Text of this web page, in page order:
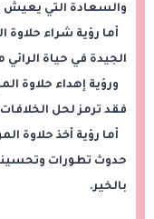
والسعادة التي يعيش
أما رؤية شراء حلاوة
الجيدة في حياة الرائي
ورؤية إهداء حلاوة
فقد ترمز لحل
أما رؤية أخذ حلاوة
حدوث تطورات
بالخير.